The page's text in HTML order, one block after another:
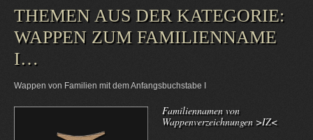
THEMEN AUS DER KATEGORIE:
WAPPEN ZUM FAMILIENNAME
I…
Wappen von Familien mit dem Anfangsbuchstabe I
Familiennamen von
Wappenverzeichnungen >IZ<